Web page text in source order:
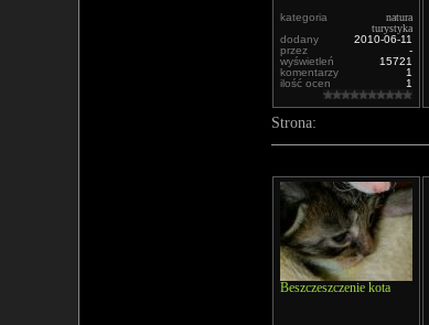
kategoria
natura
turystyka
dodany
2010-06-11
przez
-
wyświetleń
15721
komentarzy
1
ilość ocen
1
Strona:
Beszczeszczenie kota